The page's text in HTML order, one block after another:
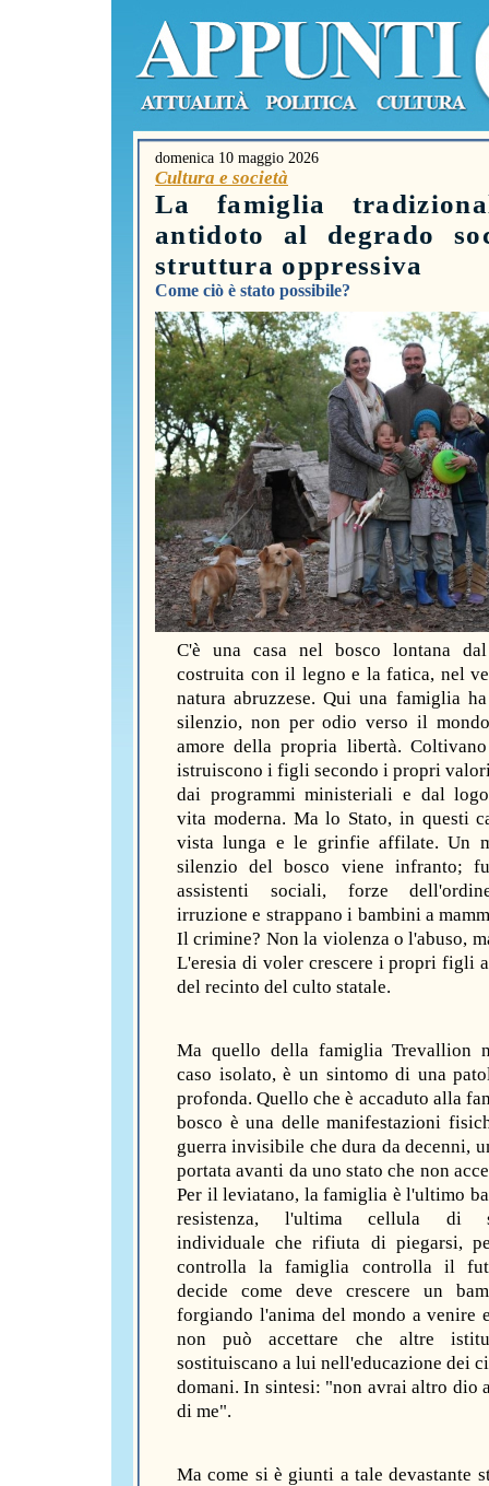
domenica 10 maggio 2026
Cultura e società
La famiglia
antidoto al degrado
struttura oppressiva
Come ciò è stato possibile?
C'è una casa nel bosco lontana
costruita con il legno e la fatica, nel
natura abruzzese. Qui una famiglia
silenzio, non per odio verso il
amore della propria libertà.
istruiscono i figli secondo i propri
dai programmi ministeriali e dal
vita moderna. Ma lo Stato, in questi
vista lunga e le grinfie affilate. Un
silenzio del bosco viene infranto;
assistenti sociali, forze
irruzione e strappano i bambini a
Il crimine? Non la violenza o l'abuso,
L'eresia di voler crescere i propri figli
del recinto del culto statale.
Ma quello della famiglia Trevallion
caso isolato, è un sintomo di una
profonda. Quello che è accaduto alla
bosco è una delle manifestazioni
guerra invisibile che dura da decenni,
portata avanti da uno stato che non
Per il leviatano, la famiglia è l'ultimo
resistenza, l'ultima cellula di
individuale che rifiuta di piegarsi,
controlla la famiglia controlla il
decide come deve crescere un
forgiando l'anima del mondo a venire
non può accettare che altre
sostituiscano a lui nell'educazione dei
domani. In sintesi: "non avrai altro dio
di me".
Ma come si è giunti a tale devastante